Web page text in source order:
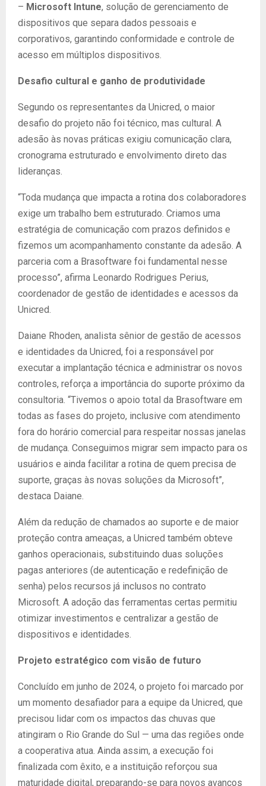
– Microsoft Intune, solução de gerenciamento de
dispositivos que separa dados pessoais e
corporativos, garantindo conformidade e controle de
acesso em múltiplos dispositivos.
Desafio cultural e ganho de produtividade
Segundo os representantes da Unicred, o maior
desafio do projeto não foi técnico, mas cultural. A
adesão às novas práticas exigiu comunicação clara,
cronograma estruturado e envolvimento direto das
lideranças.
“Toda mudança que impacta a rotina dos colaboradores
exige um trabalho bem estruturado. Criamos uma
estratégia de comunicação com prazos definidos e
fizemos um acompanhamento constante da adesão. A
parceria com a Brasoftware foi fundamental nesse
processo”, afirma Leonardo Rodrigues Perius,
coordenador de gestão de identidades e acessos da
Unicred.
Daiane Rhoden, analista sênior de gestão de acessos
e identidades da Unicred, foi a responsável por
executar a implantação técnica e administrar os novos
controles, reforça a importância do suporte próximo da
consultoria. “Tivemos o apoio total da Brasoftware em
todas as fases do projeto, inclusive com atendimento
fora do horário comercial para respeitar nossas janelas
de mudança. Conseguimos migrar sem impacto para os
usuários e ainda facilitar a rotina de quem precisa de
suporte, graças às novas soluções da Microsoft”,
destaca Daiane.
Além da redução de chamados ao suporte e de maior
proteção contra ameaças, a Unicred também obteve
ganhos operacionais, substituindo duas soluções
pagas anteriores (de autenticação e redefinição de
senha) pelos recursos já inclusos no contrato
Microsoft. A adoção das ferramentas certas permitiu
otimizar investimentos e centralizar a gestão de
dispositivos e identidades.
Projeto estratégico com visão de futuro
Concluído em junho de 2024, o projeto foi marcado por
um momento desafiador para a equipe da Unicred, que
precisou lidar com os impactos das chuvas que
atingiram o Rio Grande do Sul — uma das regiões onde
a cooperativa atua. Ainda assim, a execução foi
finalizada com êxito, e a instituição reforçou sua
maturidade digital, preparando-se para novos avanços